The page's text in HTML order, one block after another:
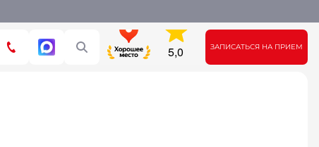
ЗАПИСАТЬСЯ НА ПРИЕМ